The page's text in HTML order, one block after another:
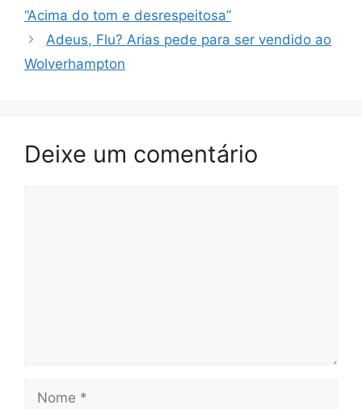
“Acima do tom e desrespeitosa”
Adeus, Flu? Arias pede para ser vendido ao
Wolverhampton
Deixe um comentário